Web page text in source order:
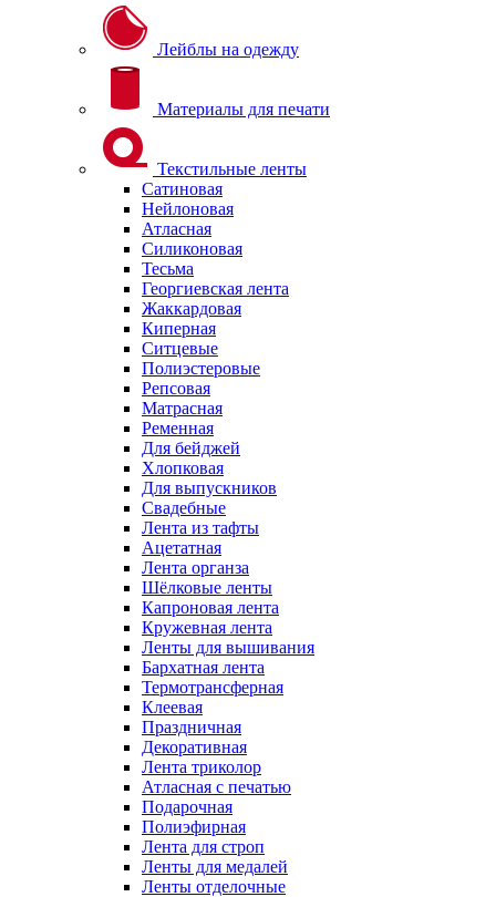
Лейблы на одежду
Материалы для печати
Текстильные ленты
Сатиновая
Нейлоновая
Атласная
Силиконовая
Тесьма
Георгиевская лента
Жаккардовая
Киперная
Ситцевые
Полиэстеровые
Репсовая
Матрасная
Ременная
Для бейджей
Хлопковая
Для выпускников
Свадебные
Лента из тафты
Ацетатная
Лента органза
Шёлковые ленты
Капроновая лента
Кружевная лента
Ленты для вышивания
Бархатная лента
Термотрансферная
Клеевая
Праздничная
Декоративная
Лента триколор
Атласная с печатью
Подарочная
Полиэфирная
Лента для строп
Ленты для медалей
Ленты отделочные